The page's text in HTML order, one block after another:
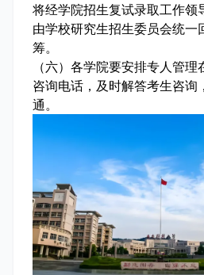
将经学院招生复试录取工作领
由学校研究生招生委员会统一
筹。
（六）各学院要安排专人管
咨询电话，及时解答考生咨询
通。